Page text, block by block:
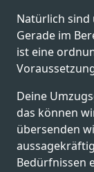
Natürlich sind
Gerade im
ist eine
Deine
das können
übersenden
Bedürfnissen